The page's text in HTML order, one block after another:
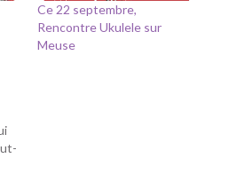
Ce 22 septembre,
Rencontre Ukulele sur
Meuse